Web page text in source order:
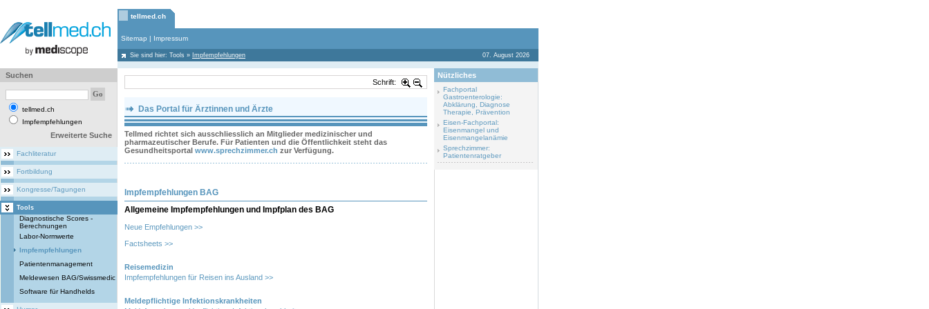
tellmed.ch
Sitemap | Impressum
Sie sind hier: Tools » Impfempfehlungen 07. August 2026
Suchen
tellmed.ch
Impfempfehlungen
Erweiterte Suche
Fachliteratur
Fortbildung
Kongresse/Tagungen
Tools
Diagnostische Scores -
Berechnungen
Labor-Normwerte
Impfempfehlungen
Patientenmanagement
Meldewesen BAG/Swissmedic
Software für Handhelds
Schrift:
Das Portal für Ärztinnen und Ärzte
Tellmed richtet sich ausschliesslich an Mitglieder medizinischer und
pharmazeutischer Berufe. Für Patienten und die Öffentlichkeit steht das
Gesundheitsportal www.sprechzimmer.ch zur Verfügung.
Impfempfehlungen BAG
Allgemeine Impfempfehlungen und Impfplan des BAG
Neue Empfehlungen >>
Factsheets >>
Reisemedizin
Impfempfehlungen für Reisen ins Ausland >>
Meldepflichtige Infektionskrankheiten
Nützliches
Fachportal
Gastroenterologie:
Abklärung, Diagnose
Therapie, Prävention
Eisen-Fachportal:
Eisenmangel und
Eisenmangelanämie
Sprechzimmer:
Patientenratgeber